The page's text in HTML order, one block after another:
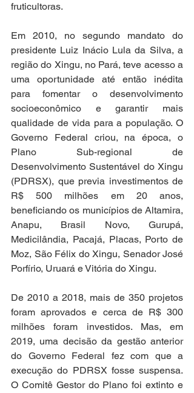
fruticultoras.
Em 2010, no segundo mandato do
presidente Luiz Inácio Lula da Silva, a
região do Xingu, no Pará, teve acesso a
uma oportunidade até então inédita
para fomentar o desenvolvimento
socioeconômico e garantir mais
qualidade de vida para a população. O
Governo Federal criou, na época, o
Plano Sub-regional de
Desenvolvimento Sustentável do Xingu
(PDRSX), que previa investimentos de
R$ 500 milhões em 20 anos,
beneficiando os municípios de Altamira,
Anapu, Brasil Novo, Gurupá,
Medicilândia, Pacajá, Placas, Porto de
Moz, São Félix do Xingu, Senador José
Porfírio, Uruará e Vitória do Xingu.
De 2010 a 2018, mais de 350 projetos
foram aprovados e cerca de R$ 300
milhões foram investidos. Mas, em
2019, uma decisão da gestão anterior
do Governo Federal fez com que a
execução do PDRSX fosse suspensa.
O Comitê Gestor do Plano foi extinto e